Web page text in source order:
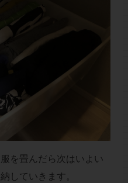
を畳んだら次はいよい
していきます。